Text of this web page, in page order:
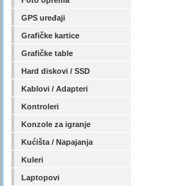
GPS uređaji
Grafičke kartice
Grafičke table
Hard diskovi / SSD
Kablovi / Adapteri
Kontroleri
Konzole za igranje
Kućišta / Napajanja
Kuleri
Laptopovi